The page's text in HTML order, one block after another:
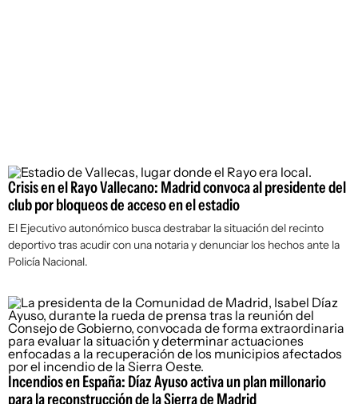
Crisis en el Rayo Vallecano: Madrid convoca al presidente del
club por bloqueos de acceso en el estadio
El Ejecutivo autonómico busca destrabar la situación del recinto
deportivo tras acudir con una notaria y denunciar los hechos ante la
Policía Nacional.
Incendios en España: Díaz Ayuso activa un plan millonario
para la reconstrucción de la Sierra de Madrid